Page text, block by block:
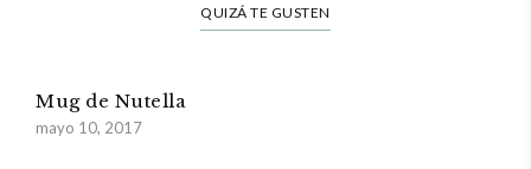
QUIZÁ TE GUSTEN
Mug de Nutella
mayo 10, 2017